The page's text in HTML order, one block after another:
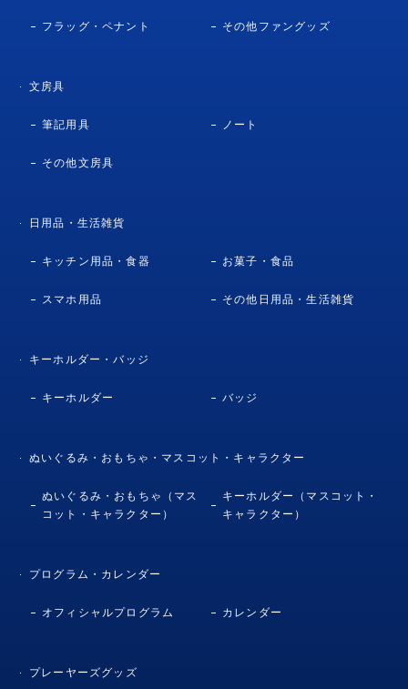
フラッグ・ペナント その他ファングッズ
文房具
筆記用具 ノート
その他文房具
日用品・生活雑貨
キッチン用品・食器 お菓子・食品
スマホ用品 その他日用品・生活雑貨
キーホルダー・バッジ
キーホルダー バッジ
ぬいぐるみ・おもちゃ・マスコット・キャラクター
ぬいぐるみ・おもちゃ（マス
コット・キャラクター）
キーホルダー（マスコット・
キャラクター）
プログラム・カレンダー
オフィシャルプログラム カレンダー
プレーヤーズグッズ